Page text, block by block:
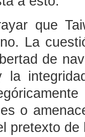
que
La
de
la
o
pretexto